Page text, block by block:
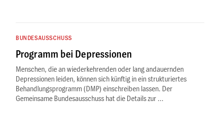
BUNDESAUSSCHUSS
Programm bei Depressionen
Menschen, die an wiederkehrenden oder lang andauernden
Depressionen leiden, können sich künftig in ein strukturiertes
Behandlungsprogramm (DMP) einschreiben lassen. Der
Gemeinsame Bundesausschuss hat die Details zur ...